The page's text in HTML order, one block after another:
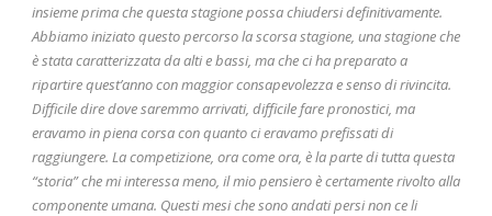
insieme prima che questa stagione possa chiudersi definitivamente.
Abbiamo iniziato questo percorso la scorsa stagione, una stagione che
è stata caratterizzata da alti e bassi, ma che ci ha preparato a
ripartire quest’anno con maggior consapevolezza e senso di rivincita.
Difficile dire dove saremmo arrivati, difficile fare pronostici, ma
eravamo in piena corsa con quanto ci eravamo prefissati di
raggiungere. La competizione, ora come ora, è la parte di tutta questa
“storia” che mi interessa meno, il mio pensiero è certamente rivolto alla
componente umana. Questi mesi che sono andati persi non ce li